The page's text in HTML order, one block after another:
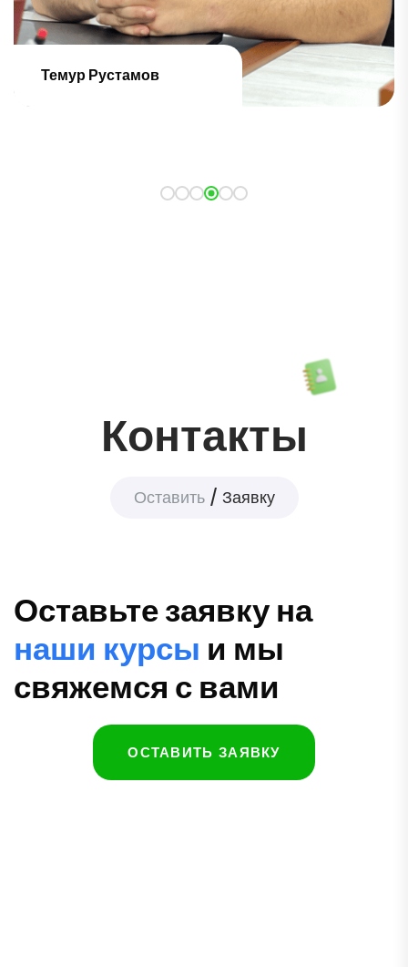
Контакты
Оставить Заявку
Оставьте заявку на
наши курсы и мы
свяжемся с вами
OСТАВИТЬ ЗАЯВКУ